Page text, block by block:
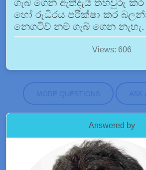
ගැබ් ගෙන ඇතිදැයි තහවුරු කර
හෝ රුධිරය පරීක්ෂා කර
නෙගටිව් නම් ගැබ් ගෙන නැහැ.
Views: 606
MORE QUESTIONS ASK
Answered by